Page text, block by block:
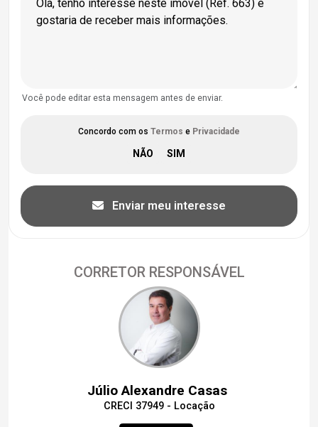
Você pode editar esta mensagem antes de enviar.
Concordo com os Termos e Privacidade
Enviar meu interesse
CORRETOR RESPONSÁVEL
Júlio Alexandre Casas
CRECI 37949 - Locação